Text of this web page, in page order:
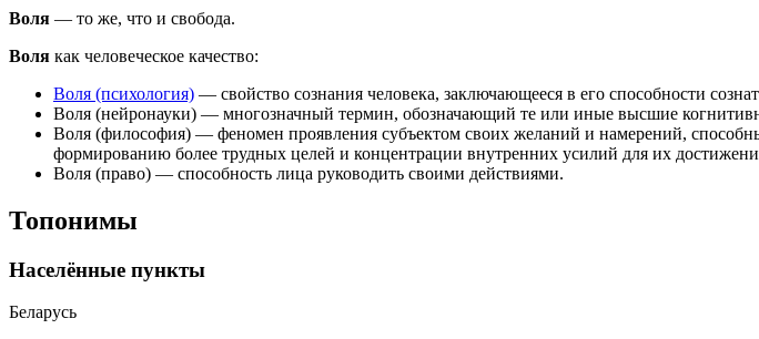
Воля — то же, что и свобода.
Воля как человеческое качество:
Воля (психология) — свойство сознания человека, заключающееся в его способности
Воля (нейронауки) — многозначный термин, обозначающий те или иные высшие
Воля (философия) — феномен проявления субъектом своих желаний и намерений,
формированию более трудных целей и концентрации внутренних усилий для их
Воля (право) — способность лица руководить своими действиями.
Топонимы
Населённые пункты
Беларусь